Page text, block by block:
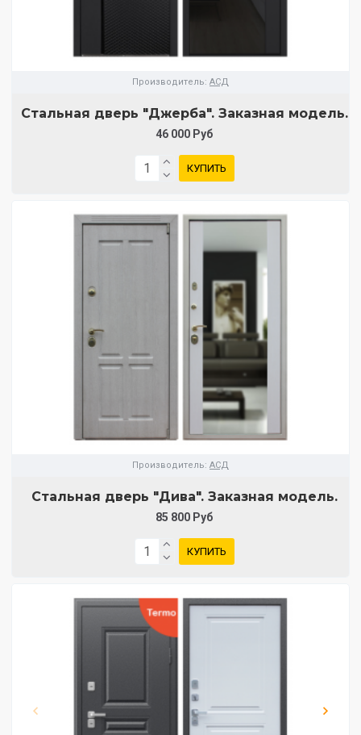
Производитель: АСД
Стальная дверь "Джерба". Заказная модель.
46 000 Руб
КУПИТЬ
Производитель: АСД
Стальная дверь "Дива". Заказная модель.
85 800 Руб
КУПИТЬ